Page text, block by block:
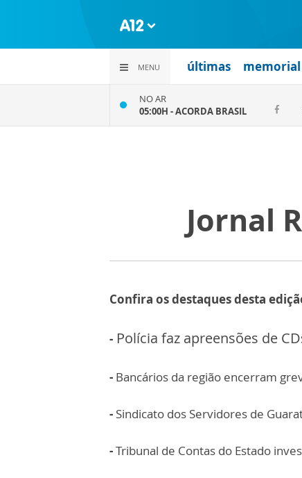
MENU últimas memorial
NO AR
05:00H -ACORDA BRASIL
Jornal
Confira os destaques desta
- Polícia faz apreensões de
- Bancários da região encerram
- Sindicato dos Servidores de
-Tribunal de Contas do Estado